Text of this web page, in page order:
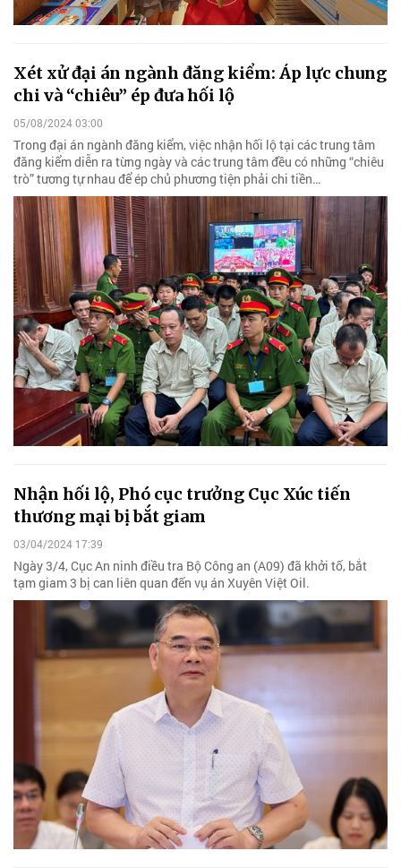
Xét xử đại án ngành đăng kiểm: Áp lực chung
chi và “chiêu” ép đưa hối lộ
05/08/2024 03:00
Trong đại án ngành đăng kiểm, việc nhận hối lộ tại các trung tâm
đăng kiểm diễn ra từng ngày và các trung tâm đều có những “chiêu
trò” tương tự nhau để ép chủ phương tiện phải chi tiền…
Nhận hối lộ, Phó cục trưởng Cục Xúc tiến
thương mại bị bắt giam
03/04/2024 17:39
Ngày 3/4, Cục An ninh điều tra Bộ Công an (A09) đã khởi tố, bắt
tạm giam 3 bị can liên quan đến vụ án Xuyên Việt Oil.